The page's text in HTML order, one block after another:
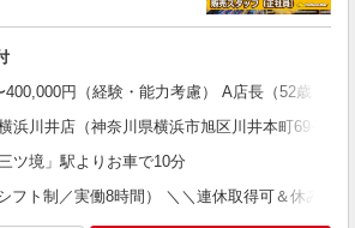
400,000円（経験・能力考慮） A店長（52歳）
浜川井店（神奈川県横浜市旭区川井本町69-1
ツ境」駅よりお車で10分
フト制／実働8時間） ＼＼連休取得可＆休みや